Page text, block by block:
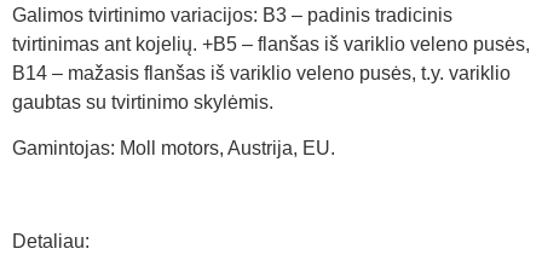
Galimos tvirtinimo variacijos: B3 – padinis tradicinis
tvirtinimas ant kojelių. +B5 – flanšas iš variklio veleno pusės,
B14 – mažasis flanšas iš variklio veleno pusės, t.y. variklio
gaubtas su tvirtinimo skylėmis.
Gamintojas: Moll motors, Austrija, EU.
Detaliau: